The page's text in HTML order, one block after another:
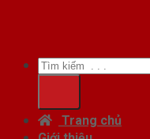
Tìm
kiếm:
Trang chủ